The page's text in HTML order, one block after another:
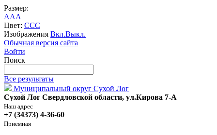
Размер:
AAA
Цвет: CCC
Изображения Вкл.Выкл.
Обычная версия сайта
Войти
Поиск
Все результаты
Муниципальный округ Сухой Лог
Сухой Лог Свердловской области, ул.Кирова 7-А
Наш адрес
+7 (34373) 4-36-60
Приемная